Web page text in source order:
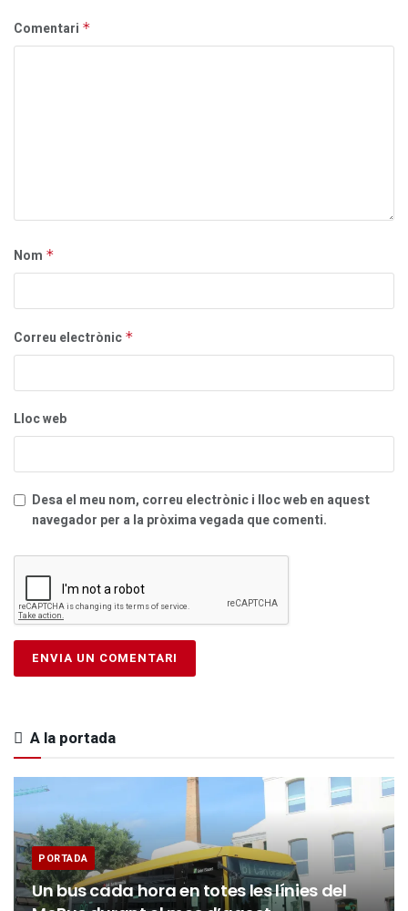
Comentari *
Nom *
Correu electrònic *
Lloc web
Desa el meu nom, correu electrònic i lloc web en aquest
navegador per a la pròxima vegada que comenti.
A la portada
PORTADA
Un bus cada hora en totes les línies del